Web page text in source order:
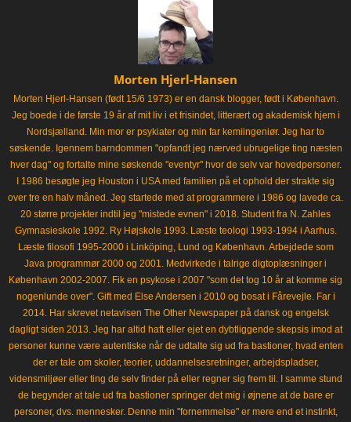
Morten Hjerl-Hansen
Morten Hjerl-Hansen (født 15/6 1973) er en dansk blogger, født i København.
Jeg boede i de første 19 år af mit liv i et frisindet, litterært og akademisk hjem i
Nordsjælland. Min mor er psykiater og min far kemiingeniør. Jeg har to
søskende. Igennem barndommen "opfandt jeg nærved ubrugelige ting næsten
hver dag" og fortalte mine søskende "eventyr" hvor de selv var hovedpersoner.
I 1986 besøgte jeg Houston i USA med familien på et ophold der strakte sig
over tre en halv måned. Jeg startede med at programmere i 1986 og lavede ca.
20 større projekter indtil jeg "mistede evnen" i 2018. Student fra N. Zahles
Gymnasieskole 1992. Ry Højskole 1993. Læste teologi 1993-1994 i Aarhus.
Læste filosofi 1995-2000 i Linköping, Lund og København. Arbejdede som
Java programmør 2000 og 2001. Medvirkede i talrige digtoplæsninger i
København 2002-2007. Fik en psykose i 2007 "som det tog 10 år at komme sig
nogenlunde over". Gift med Else Andersen i 2010 og bosat i Fårevejle. Far i
2014. Har skrevet netavisen The Other Newspaper på dansk og engelsk
dagligt siden 2013. Jeg har altid haft eller ejet en dybtliggende skepsis imod at
personer kunne være autentiske når de udtalte sig ud fra bastioner, hvad enten
der er tale om skoler, teorier, uddannelsesretninger, arbejdspladser,
vidensmiljøer eller ting de selv finder på eller regner sig frem til. I samme stund
de begynder at tale ud fra bastioner springer det mig i øjnene at de bare er
personer, dvs. mennesker. Denne min "fornemmelse" er mere end et instinkt,